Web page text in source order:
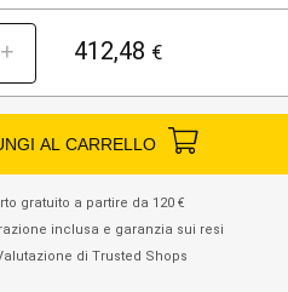
+ 412,48 €
AL CARRELLO
gratuito a partire da 120 €
inclusa e garanzia sui resi
di Trusted Shops